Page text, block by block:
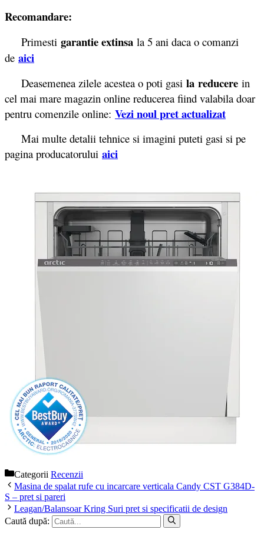
Recomandare:
Primesti garantie extinsa la 5 ani daca o comanzi
de aici
Deasemenea zilele acestea o poti gasi la reducere in
cel mai mare magazin online reducerea fiind valabila doar
pentru comenzile online: Vezi noul pret actualizat
Mai multe detalii tehnice si imagini puteti gasi si pe
pagina producatorului aici
Categorii Recenzii
Masina de spalat rufe cu incarcare verticala Candy CST G384D-
S – pret si pareri
Leagan/Balansoar Kring Suri pret si specificatii de design
Caută după: